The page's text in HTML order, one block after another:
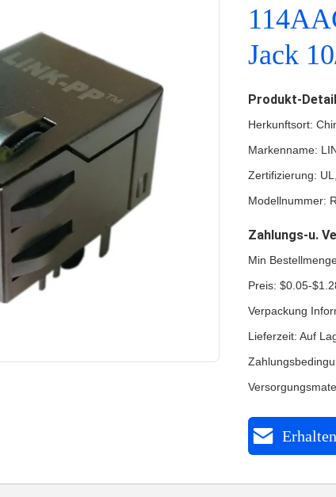
Jack
Produkt-
Herkunftsort:
Markenname:
Zertifizierung:
Modellnummer:
Zahlungs-u.
Min
Preis: $0.05-
Verpackung
Lieferzeit: Auf